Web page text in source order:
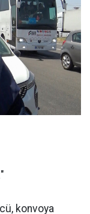
konvoya